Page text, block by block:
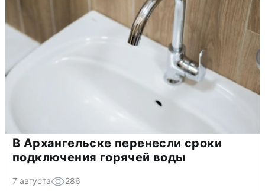
В Архангельске перенесли сроки
подключения горячей воды
7 августа 286